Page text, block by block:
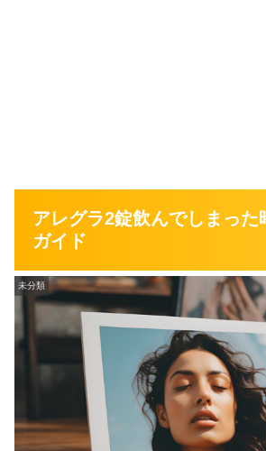
アレグラ2錠飲んでしまった
ガイド
未分類